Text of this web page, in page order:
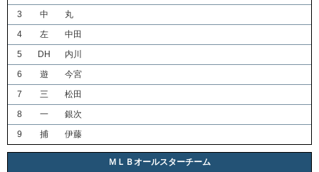
3
中
丸
4
左
中田
5
DH
内川
6
遊
今宮
7
三
松田
8
一
銀次
9
捕 伊藤
ＭＬＢオールスターチーム